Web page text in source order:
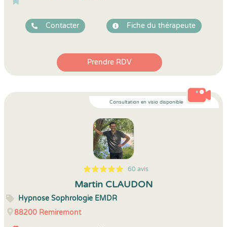
Contacter Fiche du thérapeute
Prendre RDV
Consultation en visio disponible
5
1
5
60 60 avis
Martin CLAUDON
Hypnose Sophrologie EMDR
88200 Remiremont